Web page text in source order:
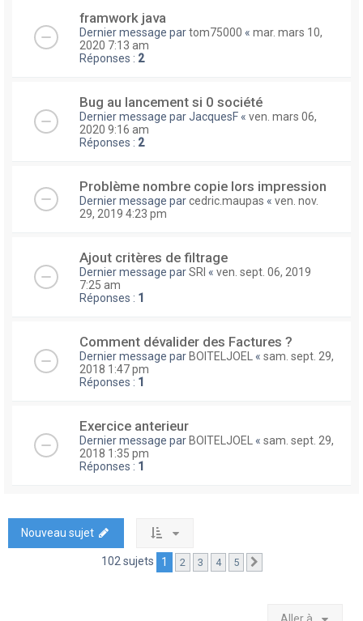
framwork java
Dernier message partom75000 « mar. mars 10,
2020 7:13 am
Réponses : 2
Bug au lancement si 0 société
Dernier message parJacquesF « ven. mars 06,
2020 9:16 am
Réponses : 2
Problème nombre copie lors impression
Dernier message parcedric.maupas « ven. nov.
29, 2019 4:23 pm
Ajout critères de filtrage
Dernier message parSRI « ven. sept. 06, 2019
7:25 am
Réponses : 1
Comment dévalider des Factures ?
Dernier message par BOITELJOEL « sam. sept. 29,
2018 1:47 pm
Réponses : 1
Exercice anterieur
Dernier message par BOITELJOEL « sam. sept. 29,
2018 1:35 pm
Réponses : 1
Nouveau sujet
102 sujets 1 2 3 4 5